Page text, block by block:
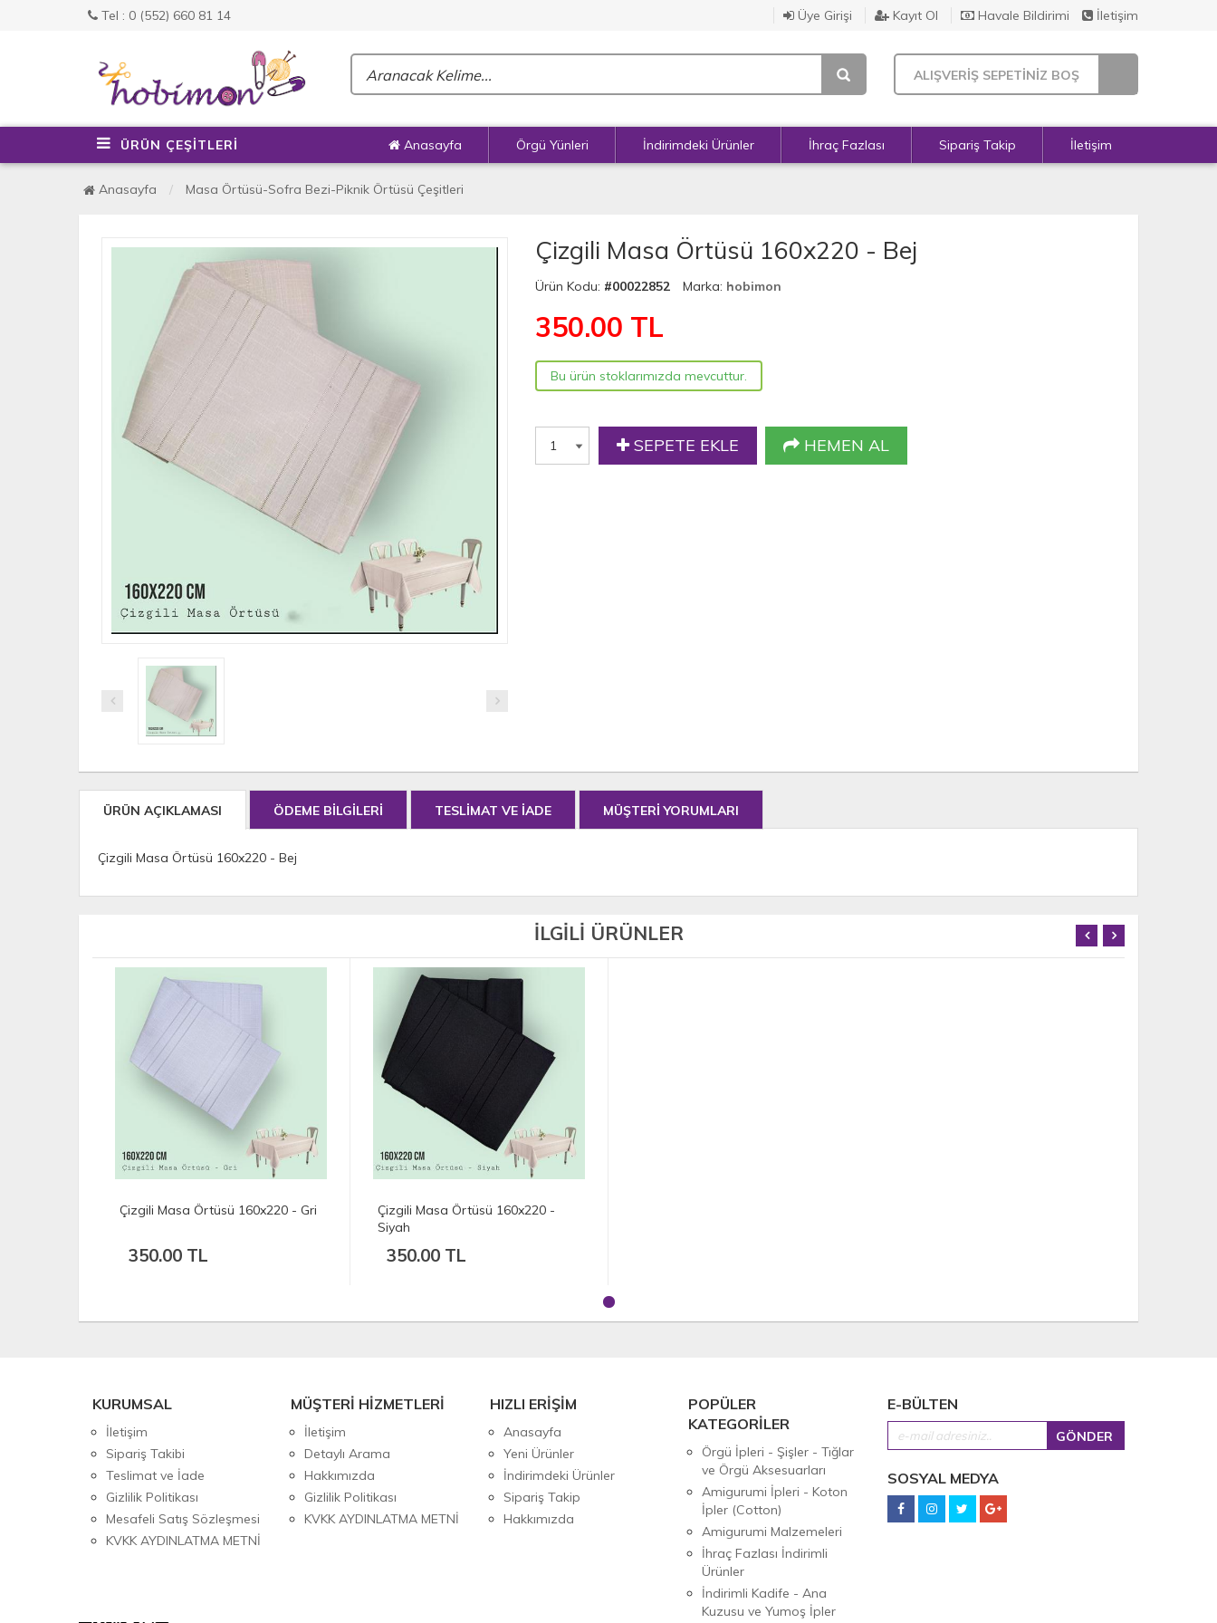
Tel : 0 (552) 660 81 14 Üye Girişi Kayıt Ol Havale Bildirimi İletişim
ALIŞVERİŞ SEPETİNİZ BOŞ
ÜRÜN ÇEŞİTLERİ Anasayfa Örgü Yünleri İndirimdeki Ürünler İhraç Fazlası Sipariş Takip İletişim
Anasayfa Masa Örtüsü-Sofra Bezi-Piknik Örtüsü Çeşitleri
Çizgili Masa Örtüsü 160x220 - Bej
Ürün Kodu: #00022852 Marka: hobimon
350.00 TL
Bu ürün stoklarımızda mevcuttur.
SEPETE EKLE HEMEN AL
ÜRÜN AÇIKLAMASI ÖDEME BİLGİLERİ TESLİMAT VE İADE MÜŞTERİ YORUMLARI
Çizgili Masa Örtüsü 160x220 - Bej
İLGİLİ ÜRÜNLER
Çizgili Masa Örtüsü 160x220 - Gri
350.00 TL
Çizgili Masa Örtüsü 160x220 -
Siyah
350.00 TL
KURUMSAL
İletişim
Sipariş Takibi
Teslimat ve İade
Gizlilik Politikası
Mesafeli Satış Sözleşmesi
KVKK AYDINLATMA METNİ
MÜŞTERİ HİZMETLERİ
İletişim
Detaylı Arama
Hakkımızda
Gizlilik Politikası
KVKK AYDINLATMA METNİ
HIZLI ERİŞİM
Anasayfa
Yeni Ürünler
İndirimdeki Ürünler
Sipariş Takip
Hakkımızda
POPÜLER
KATEGORİLER
Örgü İpleri - Şişler - Tığlar
ve Örgü Aksesuarları
Amigurumi İpleri - Koton
İpler (Cotton)
Amigurumi Malzemeleri
İhraç Fazlası İndirimli
Ürünler
İndirimli Kadife - Ana
Kuzusu ve Yumoş İpler
E-BÜLTEN
SOSYAL MEDYA